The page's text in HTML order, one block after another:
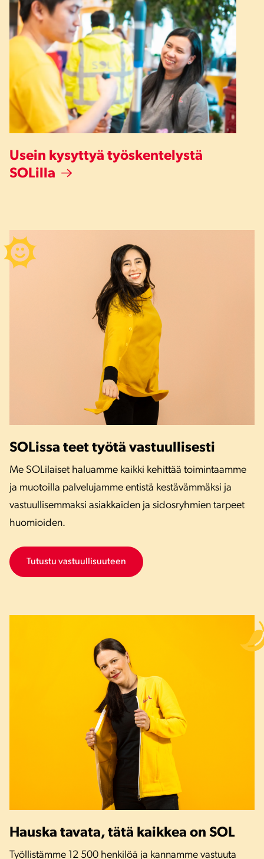
Usein kysyttyä työskentelystä
SOLilla
SOLissa teet työtä vastuullisesti
Me SOLilaiset haluamme kaikki kehittää toimintaamme
ja muotoilla palvelujamme entistä kestävämmäksi ja
vastuullisemmaksi asiakkaiden ja sidosryhmien tarpeet
huomioiden.
Tutustu vastuullisuuteen
Hauska tavata, tätä kaikkea on SOL
Työllistämme 12 500 henkilöä ja kannamme vastuuta